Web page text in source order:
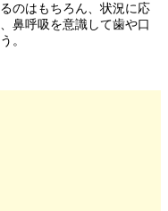
のはもちろん、状況に応
鼻呼吸を意識して歯や口
。